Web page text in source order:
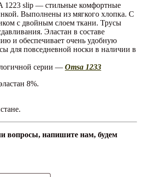
1223 slip — стильные комфортные
Выполнены из мягкого хлопка. С
с двойным слоем ткани. Трусы
Эластан в составе
и обеспечивает очень удобную
для повседневной носки в наличии в
серии — Omsa 1233
8%.
вопросы, напишите нам, будем